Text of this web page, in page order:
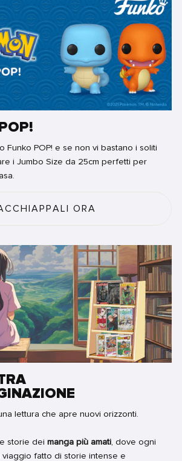
Funko POP! e se non vi bastano i soliti
i Jumbo Size da 25cm perfetti per
ORA
lettura che apre nuovi orizzonti.
storie dei manga più amati , dove ogni
fatto di storie intense e